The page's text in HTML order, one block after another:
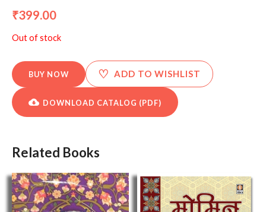
₹399.00
Out of stock
BUY NOW ♡ ADD TO WISHLIST
DOWNLOAD CATALOG (PDF)
Related Books